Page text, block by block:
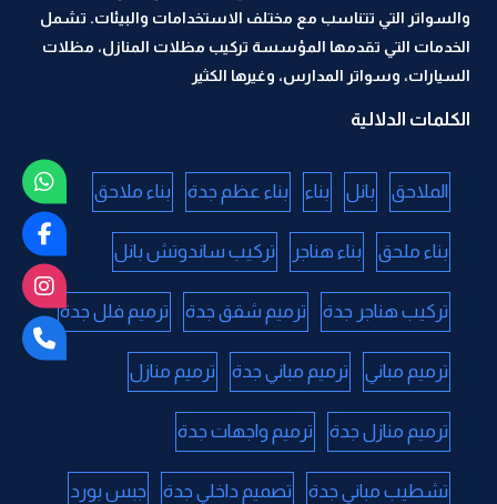
والسواتر التي تتناسب مع مختلف الاستخدامات والبيئات. تشمل
الخدمات التي تقدمها المؤسسة تركيب مظلات المنازل، مظلات
السيارات، وسواتر المدارس، وغيرها الكثير
الكلمات الدلالية
الملاحق بانل بناء بناء عظم جدة بناء ملاحق
بناء ملحق بناء هناجر تركيب ساندوتش بانل
تركيب هناجر جدة ترميم شقق جدة ترميم فلل جدة
ترميم مباني ترميم مباني جدة ترميم منازل
ترميم منازل جدة ترميم واجهات جدة
تشطيب مباني جدة تصميم داخلي جدة جبس بورد